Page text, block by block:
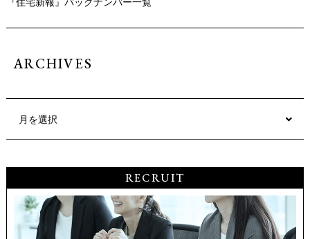
ARCHIVES
月を選択
RECRUIT